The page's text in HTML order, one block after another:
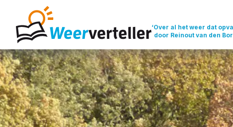
‘Over al het weer dat
door Reinout van den